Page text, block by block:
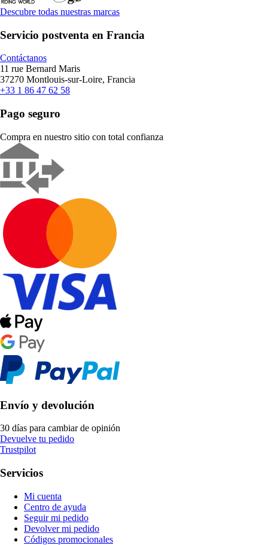
Descubre todas nuestras marcas
Servicio postventa en Francia
Contáctanos
11 rue Bernard Maris
37270 Montlouis-sur-Loire, Francia
+33 1 86 47 62 58
Pago seguro
Compra en nuestro sitio con total confianza
Envío y devolución
30 días para cambiar de opinión
Devuelve tu pedido
Trustpilot
Servicios
Mi cuenta
Centro de ayuda
Seguir mi pedido
Devolver mi pedido
Códigos promocionales